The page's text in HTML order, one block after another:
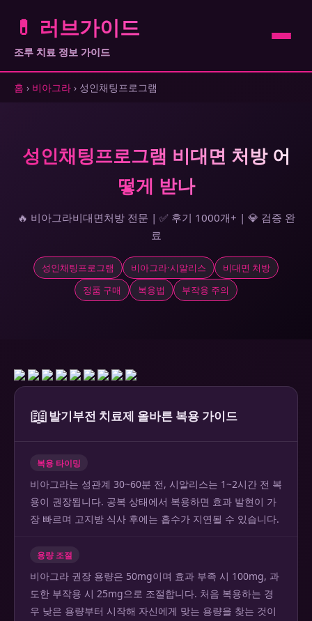
💊 러브가이드
조루 치료 정보 가이드
홈 › 비아그라 › 성인채팅프로그램
성인채팅프로그램 비대면 처방 어
떻게 받나
🔥 비아그라비대면처방 전문 | ✅ 후기 1000개+ | 💎 검증 완
료
성인채팅프로그램 비아그라·시알리스
비대면 처방
정품 구매
복용법 부작용 주의
📖발기부전 치료제 올바른 복용 가이드
복용 타이밍
비아그라는 성관계 30~60분 전, 시알리스는 1~2시간 전 복
용이 권장됩니다. 공복 상태에서 복용하면 효과 발현이 가
장 빠르며 고지방 식사 후에는 흡수가 지연될 수 있습니다.
용량 조절
비아그라 권장 용량은 50mg이며 효과 부족 시 100mg, 과
도한 부작용 시 25mg으로 조절합니다. 처음 복용하는 경
우 낮은 용량부터 시작해 자신에게 맞는 용량을 찾는 것이